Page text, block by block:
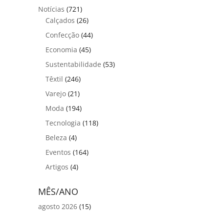
Notícias (721)
Calçados (26)
Confecção (44)
Economia (45)
Sustentabilidade (53)
Têxtil (246)
Varejo (21)
Moda (194)
Tecnologia (118)
Beleza (4)
Eventos (164)
Artigos (4)
MÊS/ANO
agosto 2026 (15)